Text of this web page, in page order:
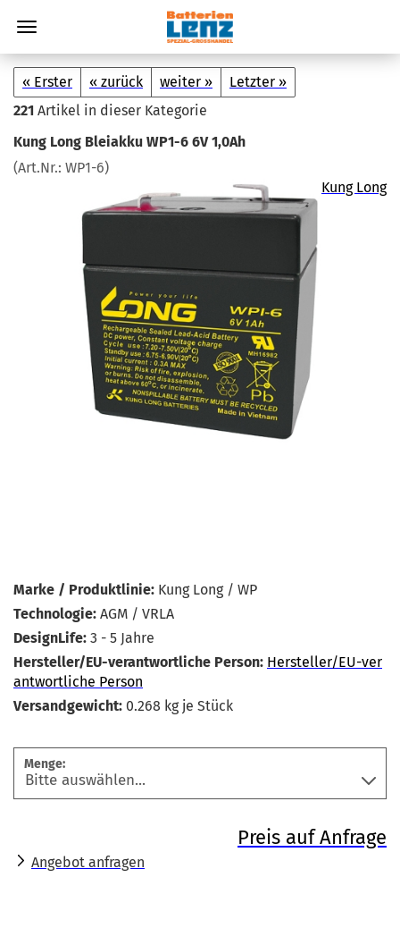
« Erster « zurück weiter »
Letzter »
221 Artikel in dieser Kategorie
Kung Long Blei­ak­ku WP1-6 6V 1,0Ah
(Art.Nr.: WP1-6)
Kung Long
Marke / Produktlinie: Kung Long / WP
Technologie: AGM / VRLA
DesignLife: 3 - 5 Jahre
Hersteller/EU-verantwortliche Person: Hersteller/EU-ver
antwortliche Person
Versandgewicht: 0.268 kg je Stück
Menge:
Preis auf Anfrage
Angebot anfragen